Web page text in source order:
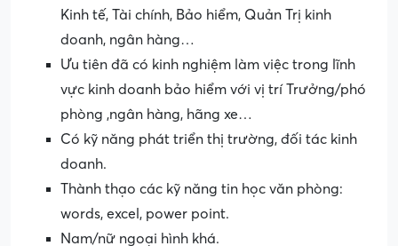
Kinh tế, Tài chính, Bảo hiểm, Quản Trị kinh
doanh, ngân hàng…
Ưu tiên đã có kinh nghiệm làm việc trong lĩnh
vực kinh doanh bảo hiểm với vị trí Trưởng/phó
phòng ,ngân hàng, hãng xe…
Có kỹ năng phát triển thị trường, đối tác kinh
doanh.
Thành thạo các kỹ năng tin học văn phòng:
words, excel, power point.
Nam/nữ ngoại hình khá.